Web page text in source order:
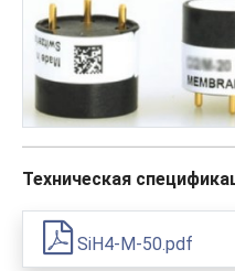
Техническая
SiH4-M-50.pdf